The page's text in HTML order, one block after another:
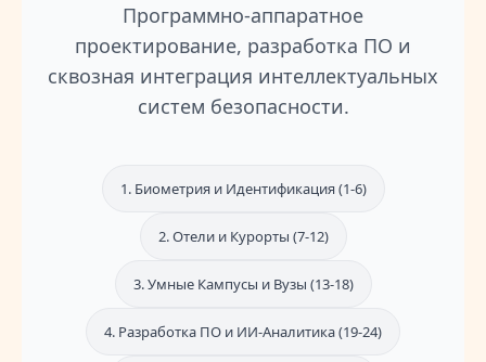
Программно-аппаратное
проектирование, разработка ПО и
сквозная интеграция интеллектуальных
систем безопасности.
1. Биометрия и Идентификация (1-6)
2. Отели и Курорты (7-12)
3. Умные Кампусы и Вузы (13-18)
4. Разработка ПО и ИИ-Аналитика (19-24)